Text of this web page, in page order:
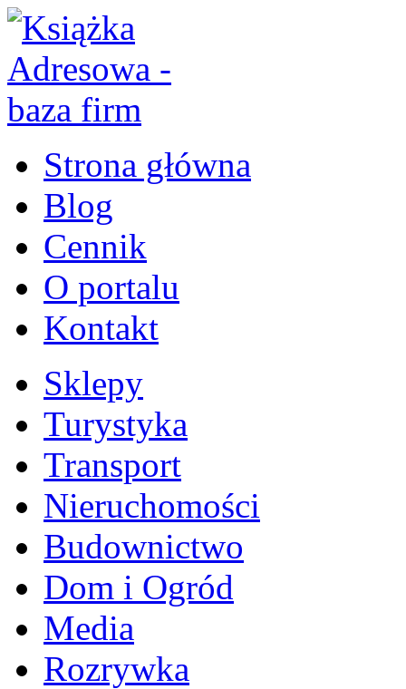
Strona główna
Blog
Cennik
O portalu
Kontakt
Sklepy
Turystyka
Transport
Nieruchomości
Budownictwo
Dom i Ogród
Media
Rozrywka